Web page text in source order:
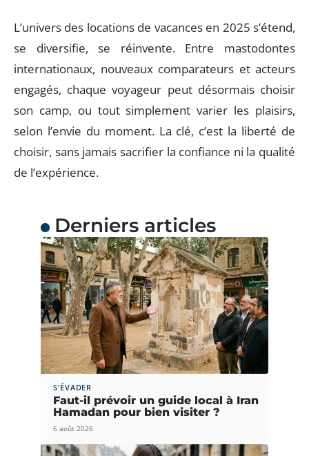
L’univers des locations de vacances en 2025 s’étend,
se diversifie, se réinvente. Entre mastodontes
internationaux, nouveaux comparateurs et acteurs
engagés, chaque voyageur peut désormais choisir
son camp, ou tout simplement varier les plaisirs,
selon l’envie du moment. La clé, c’est la liberté de
choisir, sans jamais sacrifier la confiance ni la qualité
de l’expérience.
Derniers articles
S'ÉVADER
Faut-il prévoir un guide local à Iran
Hamadan pour bien visiter ?
6 août 2026